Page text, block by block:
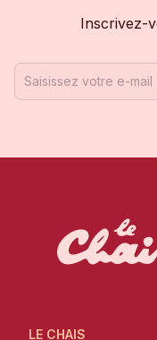
Inscrivez-
LE CHAIS